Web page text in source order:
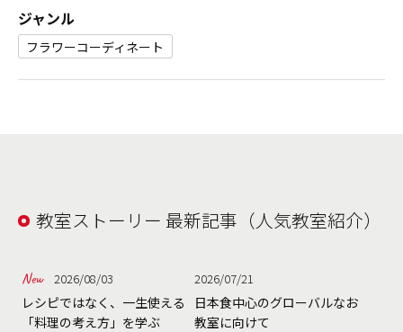
ジャンル
フラワーコーディネート
教室ストーリー 最新記事（人気教室紹介）
2026/08/03
レシピではなく、一生使える
「料理の考え方」を学ぶ
2026/07/21
日本食中心のグローバルなお
教室に向けて